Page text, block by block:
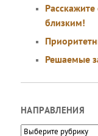
близким!
Решаемые
НАПРАВЛЕНИЯ
Направления